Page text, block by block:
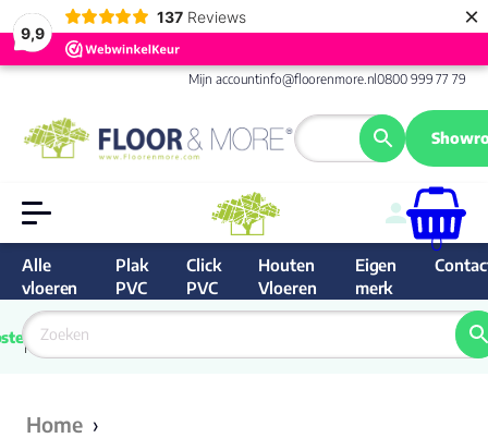
9,9
137 Reviews ×
Mijn accountinfo@floorenmore.nl0800 999 77 79
0
Alle
vloeren
Plak
PVC
Click
PVC
Houten
Vloeren
Eigen
merk
van
Nederland
9.6/10
Home ›